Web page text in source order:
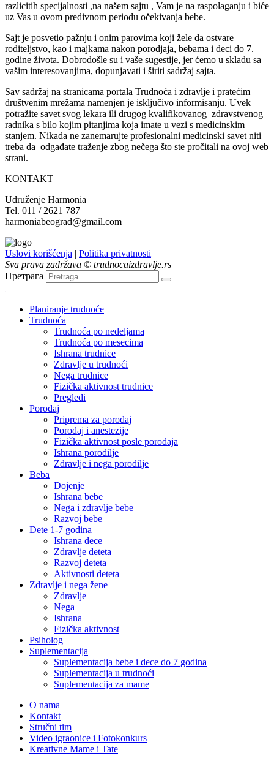
razlicitih specijalnosti ,na našem sajtu , Vam je na raspolaganju i biće
uz Vas u ovom predivnom periodu očekivanja bebe.
Sajt je posvetio pažnju i onim parovima koji žele da ostvare
roditeljstvo, kao i majkama nakon porodjaja, bebama i deci do 7.
godine života. Dobrodošle su i vaše sugestije, jer ćemo u skladu sa
vašim interesovanjima, dopunjavati i širiti sadržaj sajta.
Sav sadržaj na stranicama portala Trudnoća i zdravlje i pratećim
društvenim mrežama namenjen je isključivo informisanju. Uvek
potražite savet svog lekara ili drugog kvalifikovanog zdravstvenog
radnika s bilo kojim pitanjima koja imate u vezi s medicinskim
stanjem. Nikada ne zanemarujte profesionalni medicinski savet niti
treba da odgađate traženje zbog nečega što ste pročitali na ovoj web
strani.
KONTAKT
Udruženje Harmonia
Tel. 011 / 2621 787
harmoniabeograd@gmail.com
Uslovi korišćenja | Politika privatnosti
Sva prava zadržava © trudnocaizdravlje.rs
Претрага
Planiranje trudnoće
Trudnoća
Trudnoća po nedeljama
Trudnoća po mesecima
Ishrana trudnice
Zdravlje u trudnoći
Nega trudnice
Fizička aktivnost trudnice
Pregledi
Porođaj
Priprema za porođaj
Porođaj i anestezije
Fizička aktivnost posle porođaja
Ishrana porodilje
Zdravlje i nega porodilje
Beba
Dojenje
Ishrana bebe
Nega i zdravlje bebe
Razvoj bebe
Dete 1-7 godina
Ishrana dece
Zdravlje deteta
Razvoj deteta
Aktivnosti deteta
Zdravlje i nega žene
Zdravlje
Nega
Ishrana
Fizička aktivnost
Psiholog
Suplementacija
Suplementacija bebe i dece do 7 godina
Suplementacija u trudnoći
Suplementacija za mame
O nama
Kontakt
Stručni tim
Video igraonice i Fotokonkurs
Kreativne Mame i Tate